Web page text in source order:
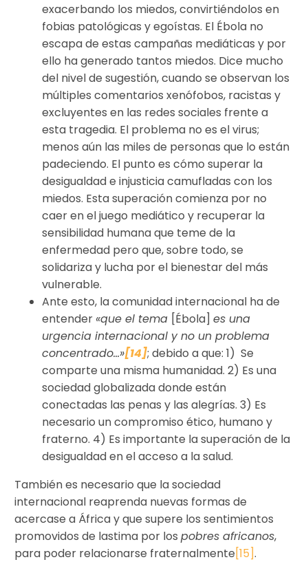
exacerbando los miedos, convirtiéndolos en
fobias patológicas y egoístas. El Ébola no
escapa de estas campañas mediáticas y por
ello ha generado tantos miedos. Dice mucho
del nivel de sugestión, cuando se observan los
múltiples comentarios xenófobos, racistas y
excluyentes en las redes sociales frente a
esta tragedia. El problema no es el virus;
menos aún las miles de personas que lo están
padeciendo. El punto es cómo superar la
desigualdad e injusticia camufladas con los
miedos. Esta superación comienza por no
caer en el juego mediático y recuperar la
sensibilidad humana que teme de la
enfermedad pero que, sobre todo, se
solidariza y lucha por el bienestar del más
vulnerable.
Ante esto, la comunidad internacional ha de
entender «que el tema [Ébola] es una
urgencia internacional y no un problema
concentrado…»[14]; debido a que: 1) Se
comparte una misma humanidad. 2) Es una
sociedad globalizada donde están
conectadas las penas y las alegrías. 3) Es
necesario un compromiso ético, humano y
fraterno. 4) Es importante la superación de la
desigualdad en el acceso a la salud.
También es necesario que la sociedad
internacional reaprenda nuevas formas de
acercase a África y que supere los sentimientos
promovidos de lastima por los pobres africanos,
para poder relacionarse fraternalmente[15].